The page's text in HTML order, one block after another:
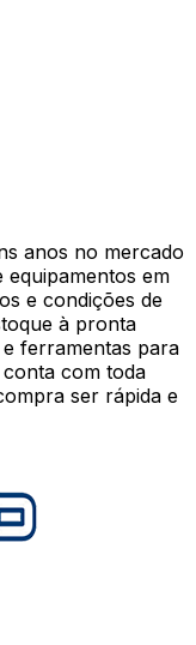
anos no mercado
equipamentos em
e condições de
à pronta
ferramentas para
com toda
ser rápida e